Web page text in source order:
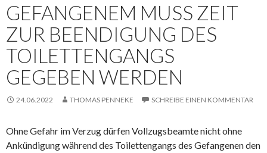
GEFANGENEM MUSS ZEIT
ZUR BEENDIGUNG DES
TOILETTENGANGS
GEGEBEN WERDEN
24.06.2022 THOMAS PENNEKE SCHREIBE EINEN KOMMENTAR
Ohne Gefahr im Verzug dürfen Vollzugsbeamte nicht ohne
Ankündigung während des Toilettengangs des Gefangenen den